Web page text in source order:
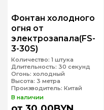
Фонтан холодного
огня от
электрозапала(FS-
3-30S)
Количество: 1 штука
Длительность: 30 секунд
Огонь: холодный
Высота: 3 метра
Производитель: Китай
В наличии